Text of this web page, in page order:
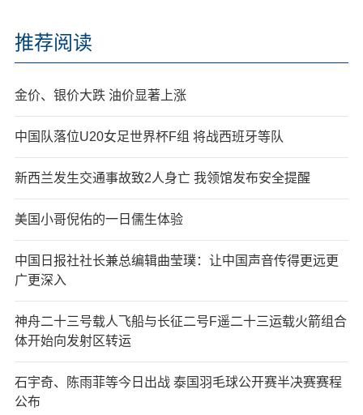
推荐阅读
金价、银价大跌 油价显著上涨
中国队落位U20女足世界杯F组 将战西班牙等队
新西兰发生交通事故致2人身亡 我领馆发布安全提醒
美国小哥倪佑的一日儒生体验
中国日报社社长兼总编辑曲莹璞：让中国声音传得更远更
广更深入
神舟二十三号载人飞船与长征二号F遥二十三运载火箭组合
体开始向发射区转运
石宇奇、陈雨菲等今日出战 泰国羽毛球公开赛半决赛赛程
公布